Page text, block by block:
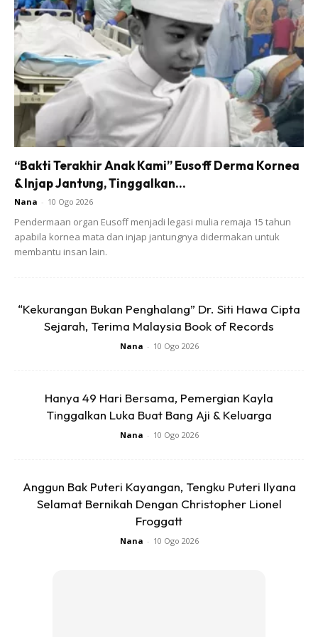
tidak henti-henti mendoakan kami bertiga sejak awal
sehingga Fazura selamat melahirkan. Salam sayang dari
kami bertiga,” katanya.
Ads
View this post on Instagram
“Bakti Terakhir Anak Kami” Eusoff Derma Kornea
& Injap Jantung, Tinggalkan...
Nana - 10 Ogo 2026
Pendermaan organ Eusoff menjadi legasi mulia remaja 15 tahun
apabila kornea mata dan injap jantungnya didermakan untuk
membantu insan lain.
“Kekurangan Bukan Penghalang” Dr. Siti Hawa Cipta
Sejarah, Terima Malaysia Book of Records
Nana - 10 Ogo 2026
Hanya 49 Hari Bersama, Pemergian Kayla
Tinggalkan Luka Buat Bang Aji & Keluarga
Nana - 10 Ogo 2026
Anggun Bak Puteri Kayangan, Tengku Puteri Ilyana
Selamat Bernikah Dengan Christopher Lionel
Froggatt
Nana - 10 Ogo 2026